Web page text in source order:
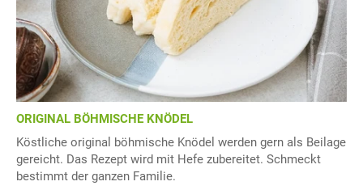
ORIGINAL BÖHMISCHE KNÖDEL
Köstliche original böhmische Knödel werden gern als Beilage
gereicht. Das Rezept wird mit Hefe zubereitet. Schmeckt
bestimmt der ganzen Familie.